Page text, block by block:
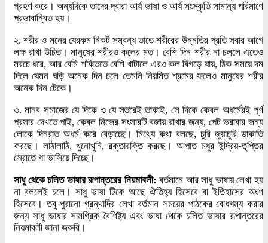
গ্রহণ করে। অন্যদিকে তাদের দ্বারা আর্য ভাষা ও আর্য সংস্কৃতি সামান্য পরিমাণে
প্রভাবান্বিত হয়।
২. শরীর ও মনের যেরকম নিকট সম্বন্ধ তাতে শরীরের উন্নতির প্রতি সবার আগে
লক্ষ রাখা উচিত। মানুষের শরীরও কলের মত। বেশি দিন শরীর না চললে এতেও
মরচে ধরে, আর বেমি শক্তিতে বেশি খাটালে এরও কল বিগড়ে যায়, ঠিক সময়ে দম
দিলে যেমন ঘড়ি অনেক দিন চলে তেমনি নিয়মিত শ্রমের ফলেও মানুষের শরীর
অনেক দিন টেকে।
৩. মানব সমাজের যে দিকে ও যে স্তরেই তাকাই, সে দিকে কেবল অধর্মেরই পূর্ণ
প্রসার দেখতে পাই, কেবল নিজের সংসারটি বজায় রাখার জন্য, পেট ভরাবার জন্য
লোকে দিনরাত অধর্ম করে বেড়াচ্ছে। মিথ্যে কথা বলছে, চুরি জুয়াচুরি ডাকাতি
করছে। লাঠালাঠি, খুনোখুনি, রক্তারক্তি করছে। আপাত মধুর ইন্দ্রিয়-তৃপ্তির
স্রোতে গা ভাসিয়ে দিচ্ছে।
সাধু থেকে চলিত ভাষার রূপান্তরের নিয়মাবলী: বর্তমানে আর সাধু ভাষায় লেখা হয়
না বললেই চলে। সাধু ভাষা টিকে আছে ঐতিহ্য হিসেবে বা ইতিহাসের অংশ
হিসেবে। তবু পুরানো গ্রন্থাদির লেখা বর্তমান সময়ের পাঠকের বোধগম্য করার
জন্য সাধু ভাষার সামগ্রিক বৈশিষ্ট্য এবং ভাষা থেকে চলিত ভাষার রূপান্তরের
নিয়মাবলী জানা জরুরি।